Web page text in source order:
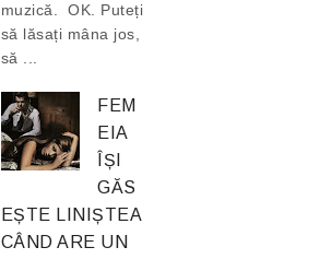
muzică. OK. Puteți
să lăsați mâna jos,
să ...
FEM
EIA
ÎȘI
GĂS
EȘTE LINIȘTEA
CÂND ARE UN